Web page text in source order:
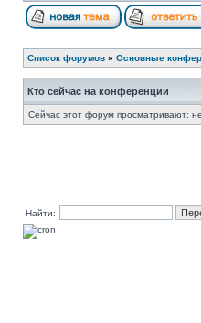
Список форумов » Основные
Кто сейчас на конференции
Сейчас этот форум просматривают:
Найти: